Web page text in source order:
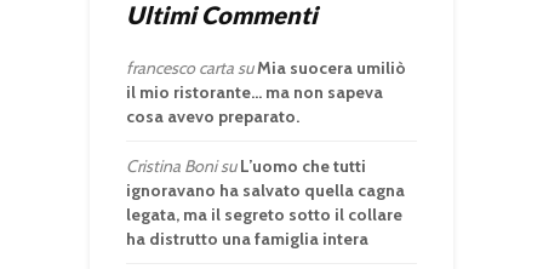
Ultimi Commenti
francesco cartasuMia suocera umiliò
il mio ristorante… ma non sapeva
cosa avevo preparato.
Cristina BonisuL’uomo che tutti
ignoravano ha salvato quella cagna
legata, ma il segreto sotto il collare
ha distrutto una famiglia intera